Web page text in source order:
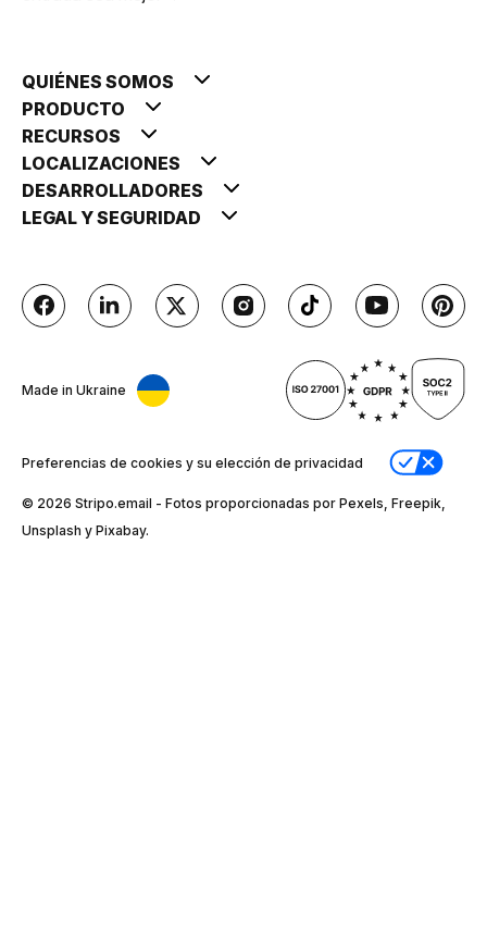
QUIÉNES SOMOS
PRODUCTO
RECURSOS
LOCALIZACIONES
DESARROLLADORES
LEGAL Y SEGURIDAD
Made in Ukraine
Preferencias de cookies y su elección de privacidad
© 2026 Stripо.email - Fotos proporcionadas por Pexels, Freepik,
Unsplash y Pixabay.